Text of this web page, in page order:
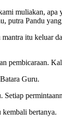
muliakan, apa
putra Pandu
itu keluar
pembicaraan.
Guru.
kembali bertanya.